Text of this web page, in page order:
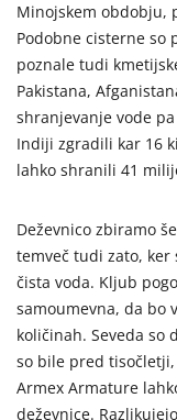
Minojskem obdobju,
Podobne cisterne so
poznale tudi
Pakistana,
shranjevanje vode
Indiji zgradili kar 16
lahko shranili 41
Deževnico zbiramo
temveč tudi zato, ker
čista voda. Kljub
samoumevna, da bo
količinah. Seveda so
so bile pred
Armex Armature
deževnice.